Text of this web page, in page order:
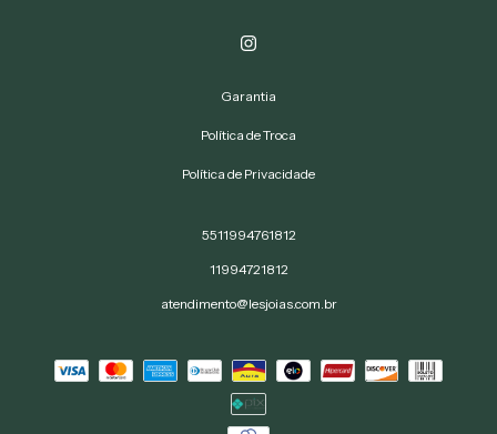
Garantia
Política de Troca
Política de Privacidade
5511994761812
11994721812
atendimento@lesjoias.com.br